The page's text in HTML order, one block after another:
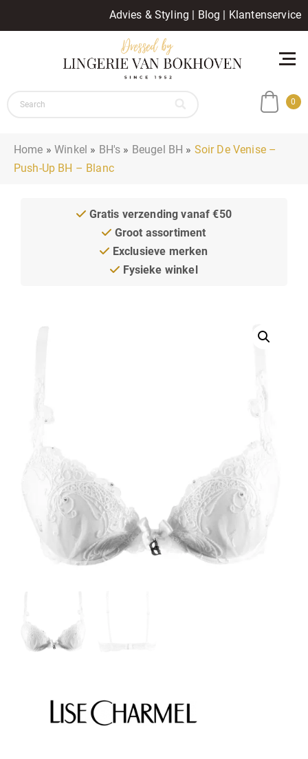
Advies & Styling | Blog | Klantenservice
0
Home »Winkel » BH's » Beugel BH » Soir De Venise –
Push-Up BH – Blanc
Gratis verzending vanaf €50
Groot assortiment
Exclusieve merken
Fysieke winkel